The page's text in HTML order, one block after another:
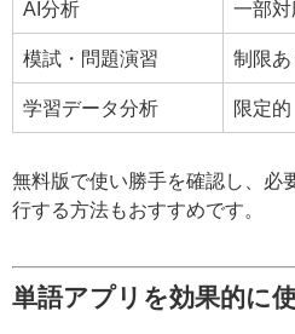
AI分析 一部対
模試・問題演習 制限あ
学習データ分析 限定的
無料版で使い勝手を確認し、必
行する方法もおすすめです。
単語アプリを効果的に